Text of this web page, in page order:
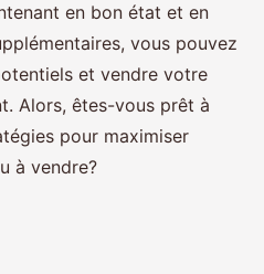
en bon état et en
vous pouvez
et vendre votre
Alors, êtes-vous prêt à
pour maximiser
à vendre?